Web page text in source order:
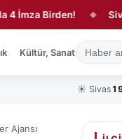
Birden! ◆
Kültür, Sanat ve Tarih
☀️ Sivas
Ajansı